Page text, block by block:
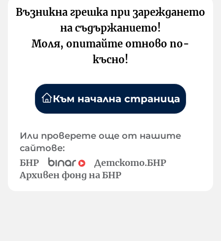
Възникна грешка при зареждането
на съдържанието!
Моля, опитайте отново по-
късно!
Към начална страница
Или проверете още от нашите
сайтове:
БНР
Детското.БНР
Архивен фонд на БНР